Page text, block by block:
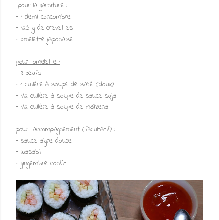
pour la garniture :
- 1 demi concombre
- 125 g de crevettes
- omelette japonaise
pour l'omelette :
- 3 œufs
- 1 cuillère à soupe de saké (doux)
- 1/2 cuillère à soupe de sauce soja
- 1/2 cuillère à soupe de maïzena
pour l'accompagnement (facultatif) :
- sauce aigre douce
- wasabi
- gingembre confit